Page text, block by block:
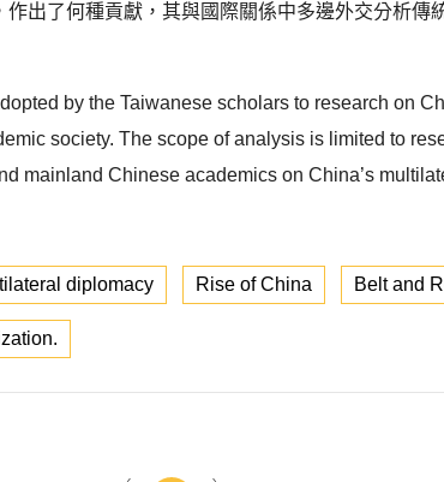
出了何種貢獻，其與國際關係中多邊外交分析傳
by the Taiwanese scholars to research on
society. The scope of analysis is limited to
mainland Chinese academics on China’s
diplomacy Rise of China Belt and